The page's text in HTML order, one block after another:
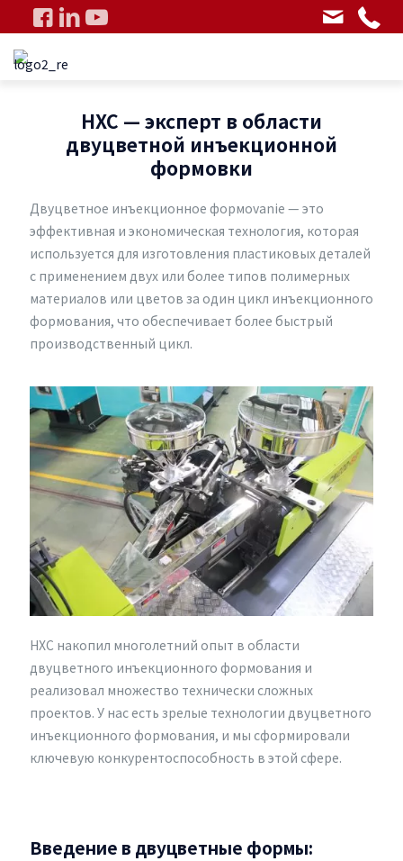
HXC — эксперт в области
двуцветной инъекционной
формовки
Двуцветное инъекционное формovanie — это
эффективная и экономическая технология, которая
используется для изготовления пластиковых деталей
с применением двух или более типов полимерных
материалов или цветов за один цикл инъекционного
формования, что обеспечивает более быстрый
производственный цикл.
HXC накопил многолетний опыт в области
двуцветного инъекционного формования и
реализовал множество технически сложных
проектов. У нас есть зрелые технологии двуцветного
инъекционного формования, и мы сформировали
ключевую конкурентоспособность в этой сфере.
Введение в двуцветные формы: